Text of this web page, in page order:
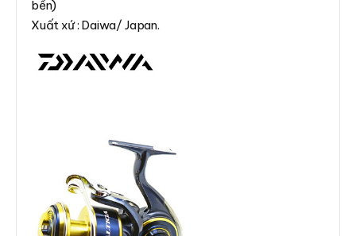
bền)
Xuất xứ : Daiwa/ Japan.